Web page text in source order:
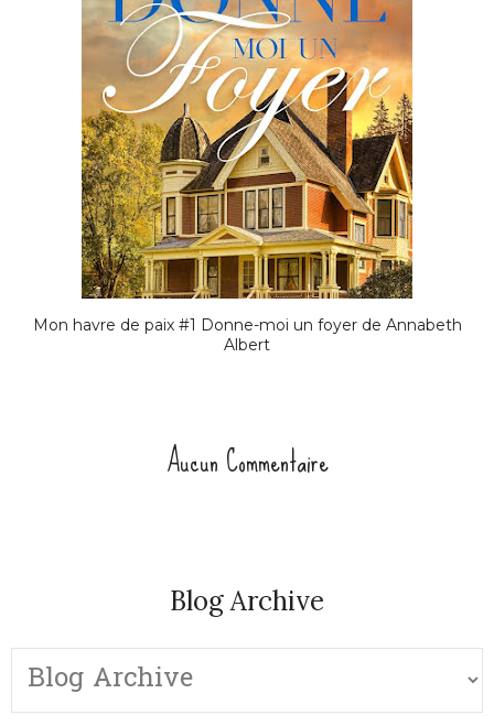
Mon havre de paix #1 Donne-moi un foyer de Annabeth
Albert
Aucun Commentaire
Blog Archive